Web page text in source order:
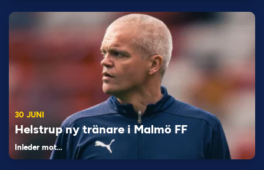
30 JUNI
Helstrup ny tränare i Malmö FF
Inleder mot…